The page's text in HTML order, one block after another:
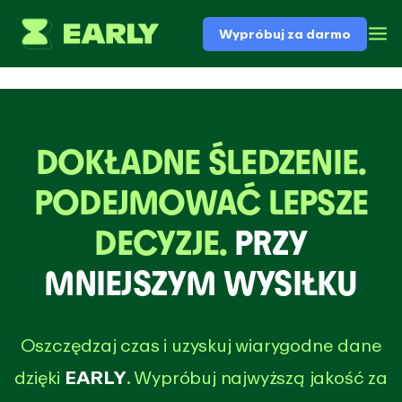
Wypróbuj za darmo
DOKŁADNE ŚLEDZENIE.
PODEJMOWAĆ LEPSZE
DECYZJE. PRZY
MNIEJSZYM WYSIŁKU
Oszczędzaj czas i uzyskuj wiarygodne dane
dzięki EARLY. Wypróbuj najwyższą jakość za